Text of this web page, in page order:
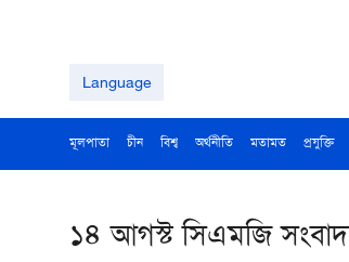
Language
মূলপাতা চীন বিশ্ব অর্থনীতি মতামত প্রযুক্তি
১৪ আগস্ট সিএমজি সংবাদ